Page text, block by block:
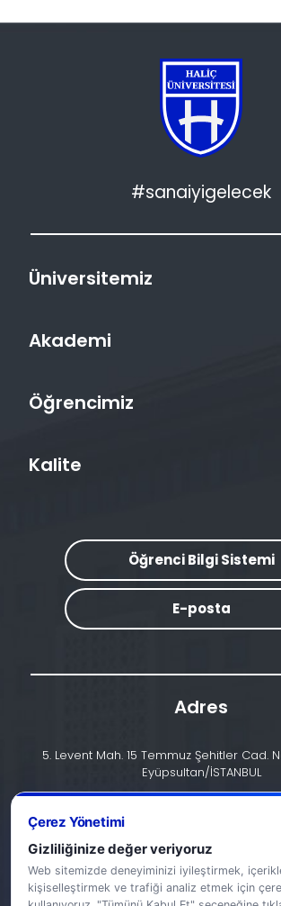
#sanaiyigelecek
Üniversitemiz
Akademi
Öğrencimiz
Kalite
Öğrenci Bilgi Sistemi
E-posta
Adres
5. Levent Mah. 15 Temmuz Şehitler Cad.
Eyüpsultan/İSTANBUL
info@halic.edu.tr
Çerez Yönetimi
Gizliliğinize değer veriyoruz
Web sitemizde deneyiminizi iyileştirmek,
kişiselleştirmek ve trafiği analiz etmek için